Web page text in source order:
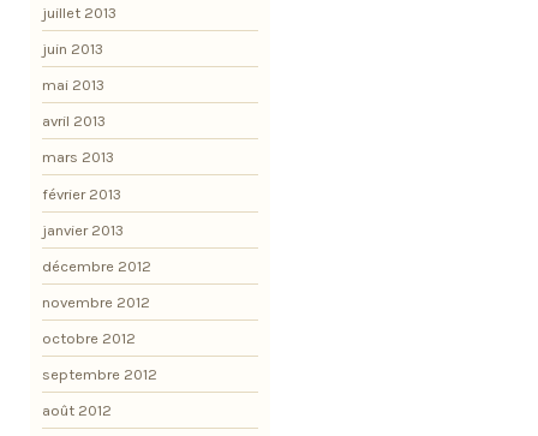
juillet 2013
juin 2013
mai 2013
avril 2013
mars 2013
février 2013
janvier 2013
décembre 2012
novembre 2012
octobre 2012
septembre 2012
août 2012